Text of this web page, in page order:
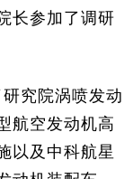
长参加了调研
究院涡喷发动
航空发动机高
以及中科航星